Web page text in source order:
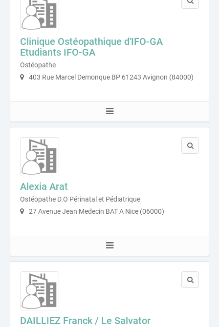
Clinique Ostéopathique d'IFO-GA
Etudiants IFO-GA
Ostéopathe
403 Rue Marcel Demonque BP 61243 Avignon (84000)
Alexia Arat
Ostéopathe D.O Périnatal et Pédiatrique
27 Avenue Jean Medecin BAT A Nice (06000)
DAILLIEZ Franck / Le Salvator